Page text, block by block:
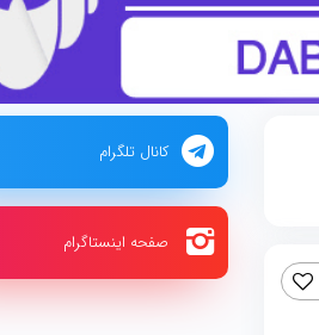
کانال تلگرام
صفحه اینستاگرام